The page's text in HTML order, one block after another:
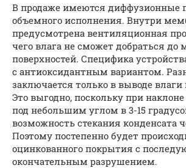
В продаже имеются диффузионные
объемного исполнения. Внутри
предусмотрена вентиляционная
чего влага не сможет добраться до
поверхностей. Специфика
с антиоксидантным вариантом.
заключается только в выводе влаги
Это выгодно, поскольку при
под небольшим углом в 3-15
возможность стекания конденсата
Поэтому постепенно будет
оцинкованного покрытия с
окончательным разрушением.